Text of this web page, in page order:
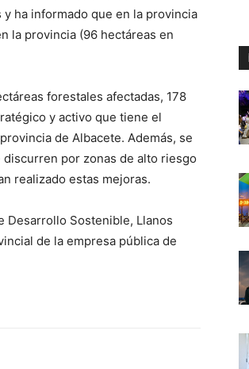
ha informado que en la provincia
la provincia (96 hectáreas en
forestales afectadas, 178
y activo que tiene el
de Albacete. Además, se
por zonas de alto riesgo
realizado estas mejoras.
Desarrollo Sostenible, Llanos
de la empresa pública de